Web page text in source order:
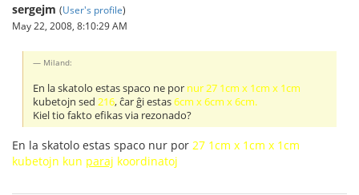
sergejm (User's profile)
May 22, 2008, 8:10:29 AM
Miland:
En la skatolo estas spaco ne por nur 27 1cm x 1cm x 1cm
kubetojn sed216, ĉar ĝi estas6cm x 6cm x 6cm.
Kiel tio fakto efikas via rezonado?
En la skatolo estas spaco nur por 27 1cm x 1cm x 1cm
kubetojn kun paraj koordinatoj